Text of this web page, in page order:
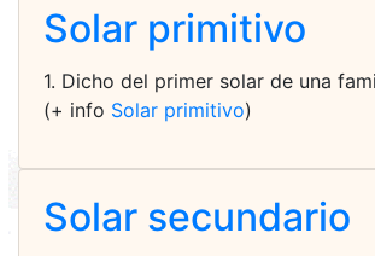
Solar primitivo
1. Dicho del primer solar de una
(+ info Solar primitivo)
Solar secundario